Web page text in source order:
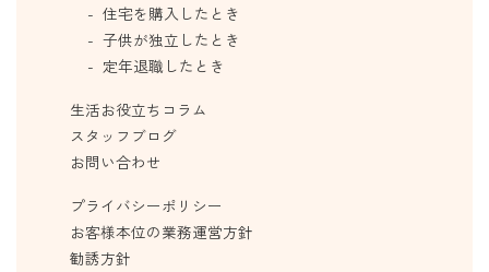
住宅を購入したとき
子供が独立したとき
定年退職したとき
生活お役立ちコラム
スタッフブログ
お問い合わせ
プライバシーポリシー
お客様本位の業務運営方針
勧誘方針